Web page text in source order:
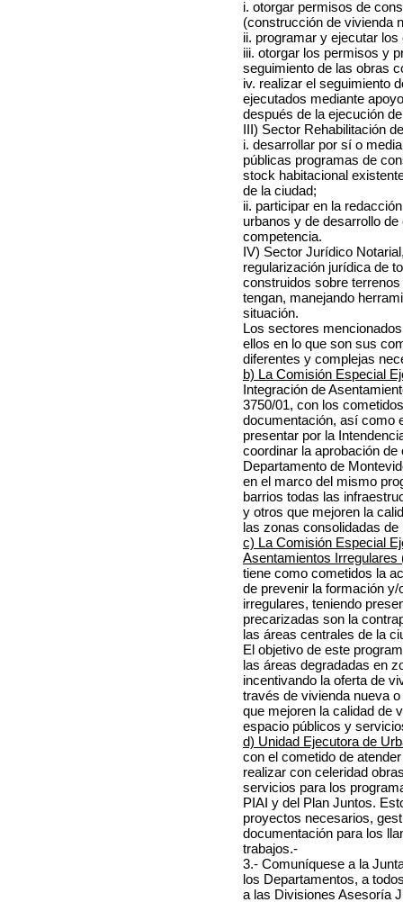
i. otorgar permisos de
(construcción de vivienda
ii. programar y ejecutar
iii. otorgar los permisos y
seguimiento de las obras
iv. realizar el seguimiento
ejecutados mediante
después de la ejecución
III) Sector Rehabilitación
i. desarrollar por sí o
públicas programas de
stock habitacional
de la ciudad;
ii. participar en la
urbanos y de desarrollo
competencia.
IV) Sector Jurídico
regularización jurídica de
construidos sobre
tengan, manejando
situación.
Los sectores
ellos en lo que son sus
diferentes y complejas
b) La Comisión Especial
Integración de
3750/01, con los
documentación, así como
presentar por la
coordinar la aprobación
Departamento de
en el marco del mismo
barrios todas las
y otros que mejoren la
las zonas consolidadas de
c) La Comisión Especial
Asentamientos Irregulares
tiene como cometidos la
de prevenir la formación
irregulares, teniendo
precarizadas son la
las áreas centrales de la
El objetivo de este
las áreas degradadas en
incentivando la oferta de
través de vivienda nueva
que mejoren la calidad de
espacio públicos y
d) Unidad Ejecutora de
con el cometido de
realizar con celeridad
servicios para los
PIAI y del Plan Juntos.
proyectos necesarios,
documentación para los
trabajos.-
3.- Comuníquese a la
los Departamentos, a
a las Divisiones Asesoría